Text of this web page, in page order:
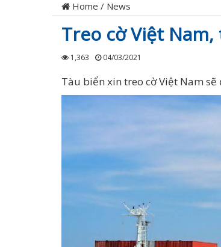
Home / News
Treo cờ Việt
1,363 04/03/2021
Tàu biển xin treo cờ Việt Nam